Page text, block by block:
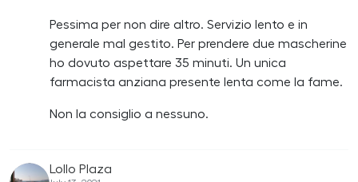
Pessima per non dire altro. Servizio lento e in
generale mal gestito. Per prendere due mascherine
ho dovuto aspettare 35 minuti. Un unica
farmacista anziana presente lenta come la fame.
Non la consiglio a nessuno.
Lollo Plaza